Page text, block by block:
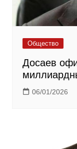
Общество
Досаев
06/01/2026